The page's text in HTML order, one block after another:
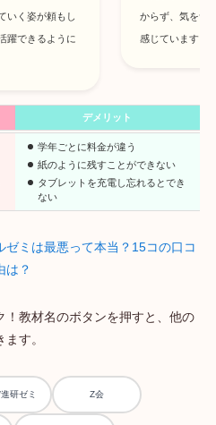
いく姿が頼もし
躍できるように
からず、気をつ
感じています。
デメリット
学年ごとに料金が違う
紙のように残すことができない
タブレットを充電し忘れるとでき
ない
ミは最悪って本当？15コの口コ
は？
教材名のボタンを押すと、他の
す。
研ゼミ Z会